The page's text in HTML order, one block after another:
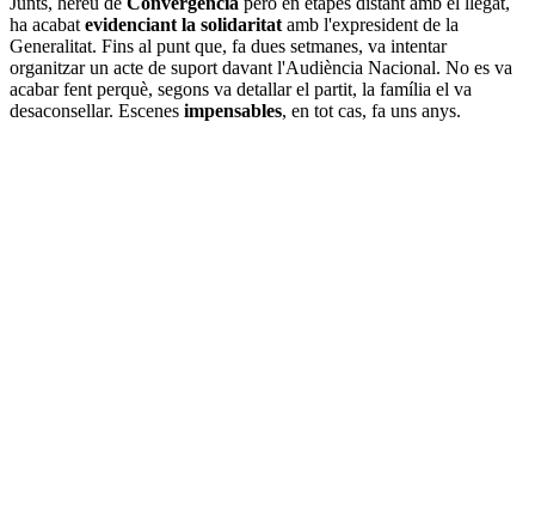
ha acabat evidenciant la solidaritat amb l'expresident de la
Generalitat. Fins al punt que, fa dues setmanes, va intentar
organitzar un acte de suport davant l'Audiència Nacional. No es va
acabar fent perquè, segons va detallar el partit, la família el va
desaconsellar. Escenes impensables, en tot cas, fa uns anys.